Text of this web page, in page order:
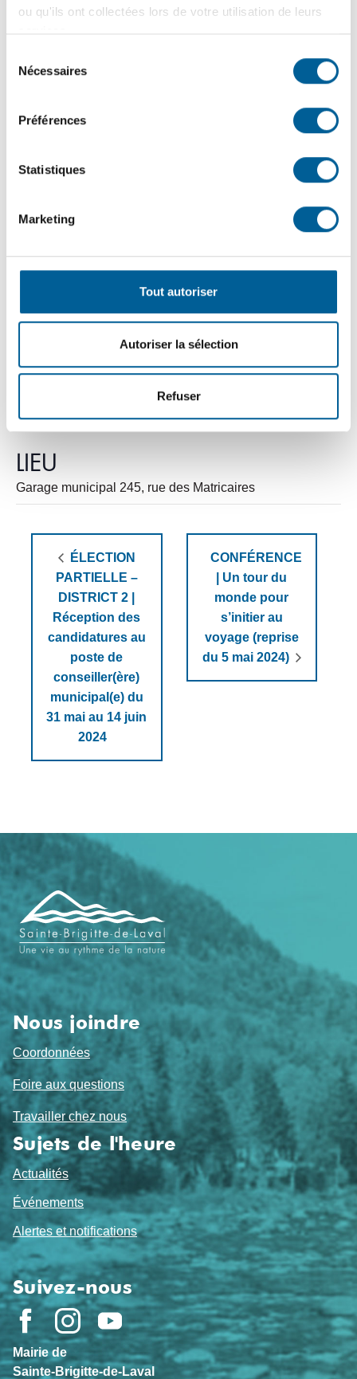
ou qu'ils ont collectées lors de votre utilisation de leurs
services.
Nécessaires
Préférences
Statistiques
Marketing
Tout autoriser
Autoriser la sélection
Refuser
DÉTAILS
31 mai 2024
8 h 00 min - 10 h 00
Catégorie
Événements
-de-feu-arbres-de-2-
metres-vendredi-31-
ORGANISATEUR
418 825-2515, poste 246
View Organisateur Website
LIEU
Garage municipal 245, rue des Matricaires
ÉLECTION
PARTIELLE –
DISTRICT 2 |
Réception des
candidatures au
poste de
conseiller(ère)
municipal(e) du
31 mai au 14 juin
2024
CONFÉRENCE
| Un tour du
monde pour
s’initier au
voyage (reprise
du 5 mai 2024)
Navigation
de
pied
de
page
Nous joindre
Coordonnées
Foire aux questions
Travailler chez nous
Sujets de l'heure
Actualités
Événements
Alertes et notifications
Suivez-nous
Mairie de
Sainte-Brigitte-de-Laval